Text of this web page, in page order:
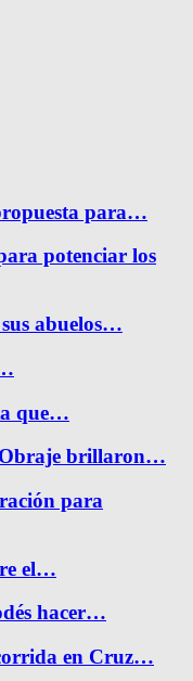
para…
potenciar los
abuelos…
que…
Obraje brillaron…
para
el…
hacer…
en Cruz…